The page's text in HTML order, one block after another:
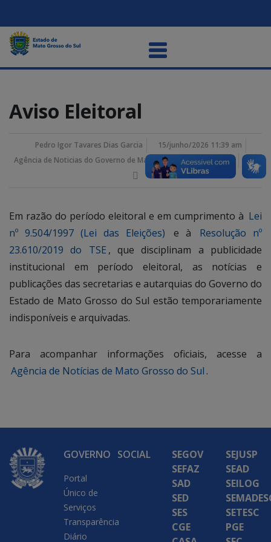
Aviso Eleitoral
Pedro Igor Tavares Dias Garcia
15/junho/2026 11:39 am
Agência de Noticias do Governo de Mato Grosso do Sul
Em razão do período eleitoral e em cumprimento à Lei
nº 9.504/1997 (Lei das Eleições)
e à
Resolução nº
23.610/2019 do TSE , que disciplinam a publicidade
institucional em período eleitoral, as notícias e
publicações das secretarias e autarquias do Governo do
Estado de Mato Grosso do Sul estão temporariamente
indisponíveis e arquivadas.
Para acompanhar informações oficiais, acesse a
Agência de Notícias de Mato Grosso do Sul .
GOVERNO
Portal
Único de
Serviços
Transparência
Diário
SOCIAL
SEGOV
SEFAZ
SAD
SED
SES
CGE
SEJUSP
SEAD
SEILOG
SETESC
PGE